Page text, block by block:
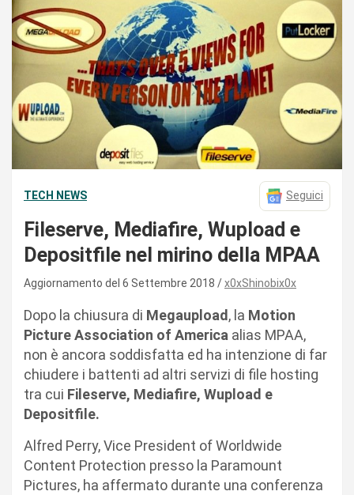
TECH NEWS Seguici
Fileserve, Mediafire, Wupload e
Depositfile nel mirino della MPAA
Aggiornamento del 6 Settembre 2018 x0xShinobix0x
Dopo la chiusura di Megaupload, la Motion
Picture Association of America alias MPAA,
non è ancora soddisfatta ed ha intenzione di far
chiudere i battenti ad altri servizi di file hosting
tra cui Fileserve, Mediafire, Wupload e
Depositfile.
Alfred Perry, Vice President of Worldwide
Content Protection presso la Paramount
Pictures, ha affermato durante una conferenza